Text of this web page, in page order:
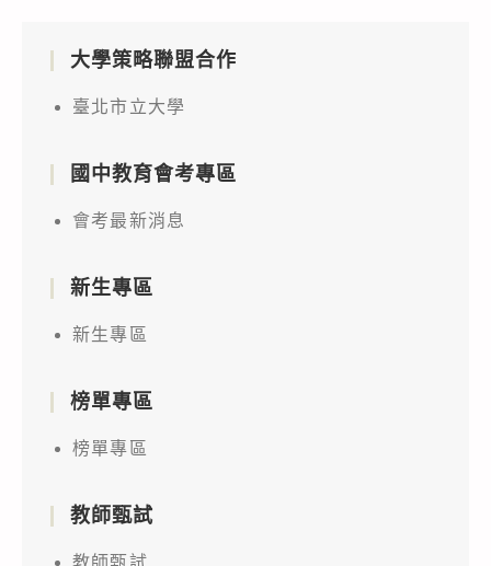
大學策略聯盟合作
臺北市立大學
國中教育會考專區
會考最新消息
新生專區
新生專區
榜單專區
榜單專區
教師甄試
教師甄試